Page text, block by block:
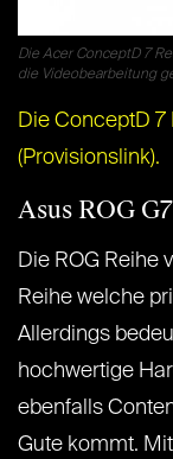
Die Acer ConceptD 7
die Videobearbeitung
Die ConceptD
(Provisionslink).
Asus ROG
Die ROG Reihe
Reihe welche
Allerdings
hochwertige
ebenfalls
Gute kommt.